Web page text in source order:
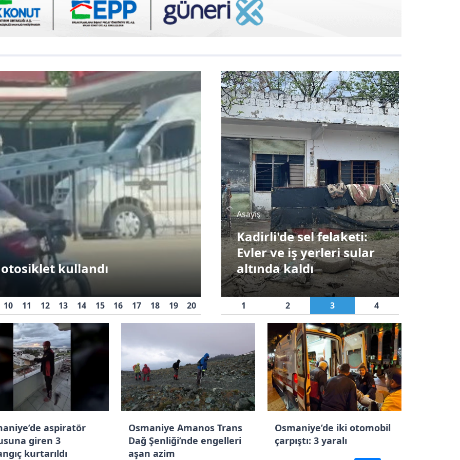
Erolcan’ın çiftlik hayali
Asayiş
Osmaniye’de pikap ile otomobil
10 11 12 13 14 15 16 17 18 19 20
1
Asayiş
Kadirli'de sel felaketi:
Evler ve iş yerleri sular
altında kaldı
Asayiş
Depremzede araçlar
üzerinden vurgun: 1
tutuklama
1 2 3 4
aspiratör
giren 3
kurtarıldı
Osmaniye Amanos Trans
Dağ Şenliği’nde engelleri
aşan azim
Osmaniye’de iki otomobil
çarpıştı: 3 yaralı